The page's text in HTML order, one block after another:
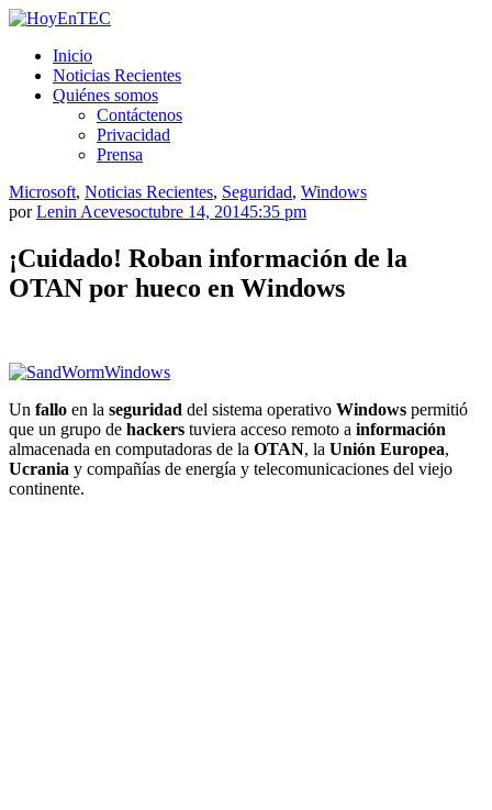
Saltar
contenido.
Inicio
Noticias Recientes
Quiénes somos
Contáctenos
Privacidad
Prensa
Microsoft, Noticias Recientes, Seguridad, Windows
porLenin Acevesoctubre 14, 20145:35 pm
¡Cuidado! Roban información de la
OTAN por hueco en Windows
Un fallo en la seguridad del sistema operativo Windows permitió
que un grupo de hackers tuviera acceso remoto a información
almacenada en computadoras de la OTAN, la Unión Europea,
Ucrania y compañías de energía y telecomunicaciones del viejo
continente.